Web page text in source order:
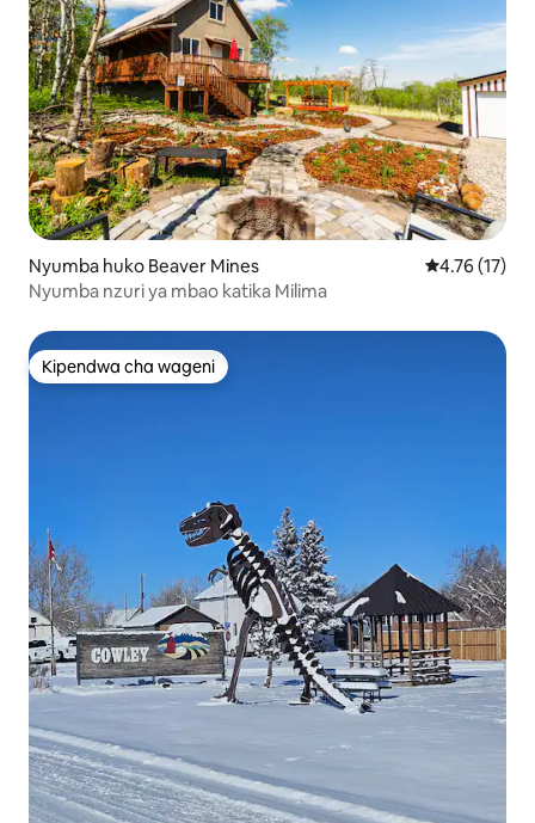
Nyumba huko Beaver Mines Ukadiriaji wa
4.76 (17)
Nyumba nzuri ya mbao katika Milima
Kipendwa cha wageni
Kipendwa cha wageni